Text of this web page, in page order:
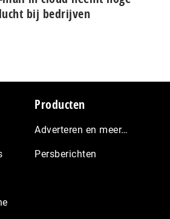
bij bedrijven
Producten
Adverteren en meer…
Persberichten